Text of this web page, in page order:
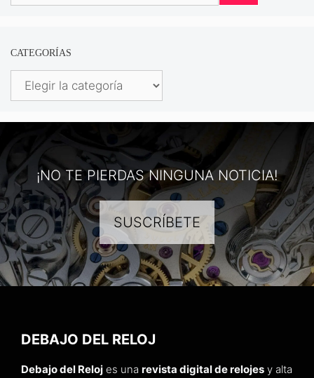
CATEGORÍAS
Categorías
¡NO TE PIERDAS NINGUNA NOTICIA!
SUSCRÍBETE
DEBAJO DEL RELOJ
Debajo del Reloj es una revista digital de relojes y alta